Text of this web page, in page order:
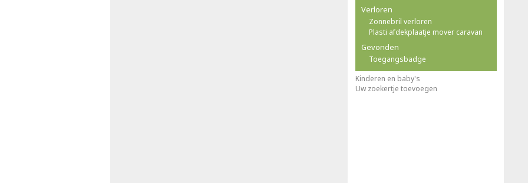
Verloren
Zonnebril verloren
Plasti afdekplaatje mover caravan
Gevonden
Toegangsbadge
Kinderen en baby's
Uw zoekertje toevoegen